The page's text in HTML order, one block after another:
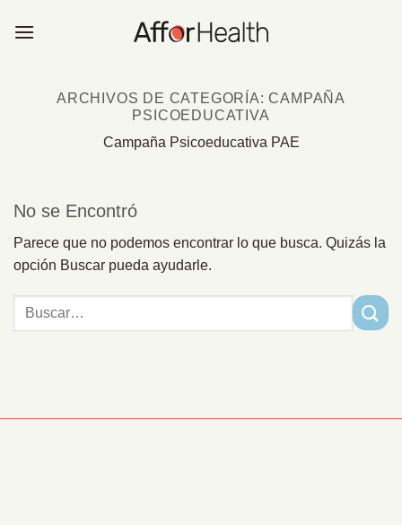
ARCHIVOS DE CATEGORÍA:CAMPAÑA
PSICOEDUCATIVA
Campaña Psicoeducativa PAE
No se Encontró
Parece que no podemos encontrar lo que busca. Quizás la
opción Buscar pueda ayudarle.